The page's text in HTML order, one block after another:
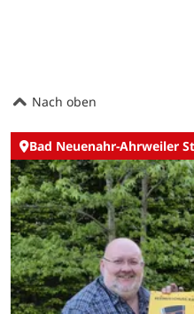
Nach oben
Bad Neuenahr-Ahrweiler